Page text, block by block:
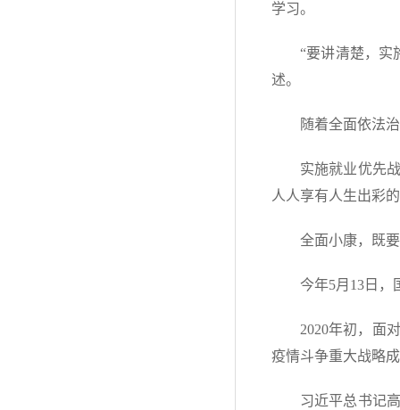
学习。
“要讲清楚，实
述。
随着全面依法
实施就业优先
人人享有人生出彩
全面小康，既
今年5月13日，
2020年初，面
疫情斗争重大战略
习近平总书记